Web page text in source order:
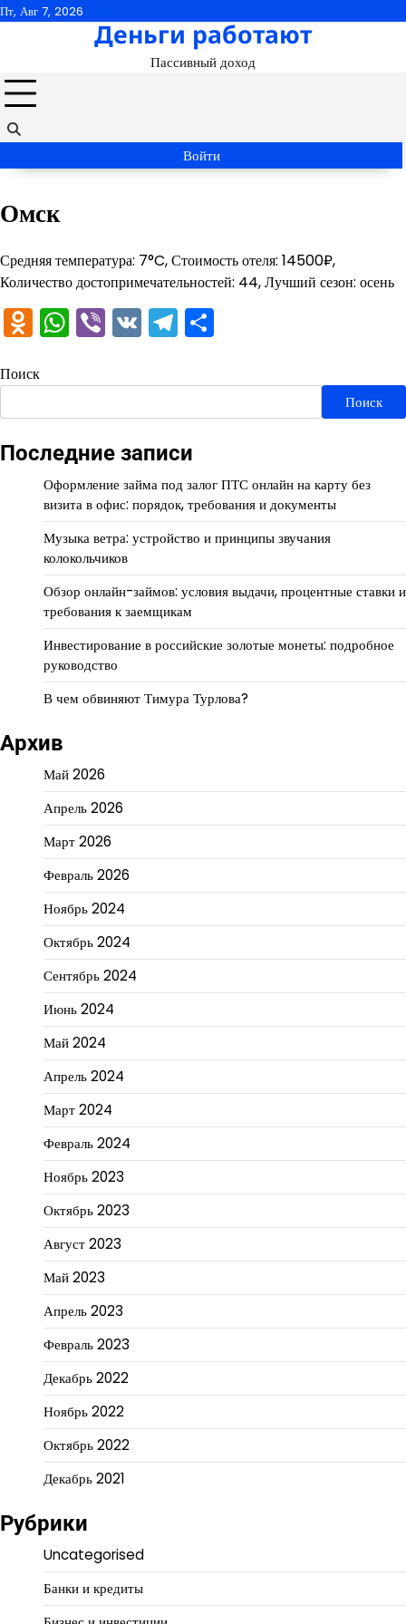
Перейти
Пт, Авг 7, 2026
Деньги работают
Пассивный доход
Войти
Омск
Средняя температура: 7°C, Стоимость отеля: 14500₽,
Количество достопримечательностей: 44, Лучший сезон: осень
Odnoklassniki
WhatsApp
Viber
VKTelegram
Поиск
Поиск
Последние записи
Оформление займа под залог ПТС онлайн на карту без
визита в офис: порядок, требования и документы
Музыка ветра: устройство и принципы звучания
колокольчиков
Обзор онлайн-займов: условия выдачи, процентные ставки и
требования к заемщикам
Инвестирование в российские золотые монеты: подробное
руководство
В чем обвиняют Тимура Турлова?
Архив
Май 2026
Апрель 2026
Март 2026
Февраль 2026
Ноябрь 2024
Октябрь 2024
Сентябрь 2024
Июнь 2024
Май 2024
Апрель 2024
Март 2024
Февраль 2024
Ноябрь 2023
Октябрь 2023
Август 2023
Май 2023
Апрель 2023
Февраль 2023
Декабрь 2022
Ноябрь 2022
Октябрь 2022
Декабрь 2021
Рубрики
Uncategorised
Банки и кредиты